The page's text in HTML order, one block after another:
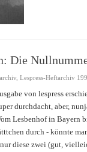
Die
, Lespress-Heftarchiv
von lespress
durchdacht, aber,
Lesbenhof in Bayern
durch - könnte
diese zwei (gut,